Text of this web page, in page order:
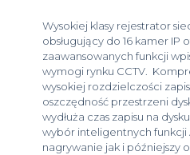
Wysokiej klasy rejestrator
obsługujący do 16 kamer IP
zaawansowanych funkcji
wymogi rynku CCTV.
wysokiej rozdzielczości
oszczędność przestrzeni
wydłuża czas zapisu na
wybór inteligentnych funkcji
nagrywanie jak i późniejszy